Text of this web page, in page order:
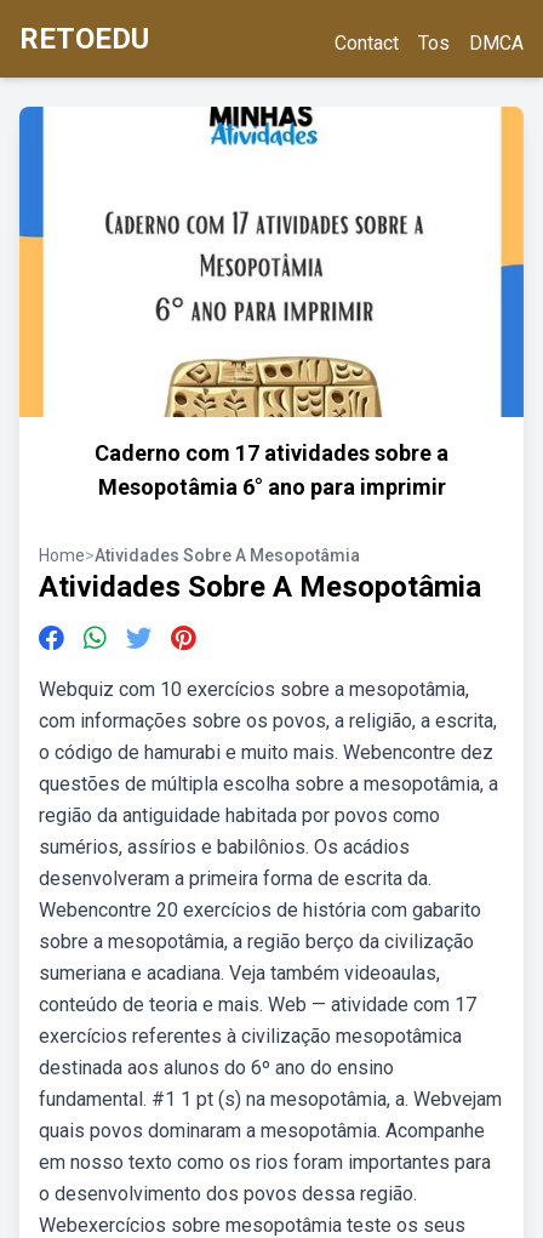
RETOEDU Contact Tos DMCA
Caderno com 17 atividades sobre a
Mesopotâmia 6° ano para imprimir
Home>Atividades Sobre A Mesopotâmia
Atividades Sobre A Mesopotâmia
Webquiz com 10 exercícios sobre a mesopotâmia,
com informações sobre os povos, a religião, a escrita,
o código de hamurabi e muito mais. Webencontre dez
questões de múltipla escolha sobre a mesopotâmia, a
região da antiguidade habitada por povos como
sumérios, assírios e babilônios. Os acádios
desenvolveram a primeira forma de escrita da.
Webencontre 20 exercícios de história com gabarito
sobre a mesopotâmia, a região berço da civilização
sumeriana e acadiana. Veja também videoaulas,
conteúdo de teoria e mais. Web — atividade com 17
exercícios referentes à civilização mesopotâmica
destinada aos alunos do 6º ano do ensino
fundamental. #1 1 pt (s) na mesopotâmia, a. Webvejam
quais povos dominaram a mesopotâmia. Acompanhe
em nosso texto como os rios foram importantes para
o desenvolvimento dos povos dessa região.
Webexercícios sobre mesopotâmia teste os seus